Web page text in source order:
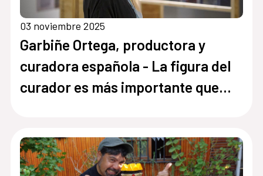
03 noviembre 2025
Garbiñe Ortega, productora y
curadora española - La figura del
curador es más importante que
hay